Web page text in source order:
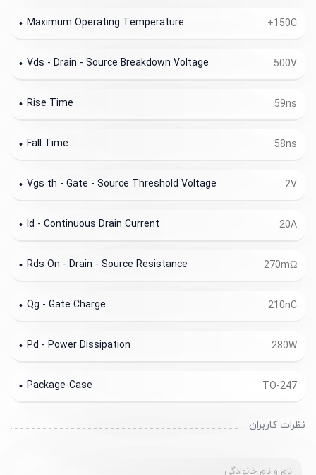
+150C
Maximum Operating Temperature
500V
Vds - Drain - Source Breakdown Voltage
59ns
Rise Time
58ns
Fall Time
2V
Vgs th - Gate - Source Threshold Voltage
20A
Id - Continuous Drain Current
270mΩ
Rds On - Drain - Source Resistance
210nC
Qg - Gate Charge
280W
Pd - Power Dissipation
TO-247
Package-Case
نظرات کاربران